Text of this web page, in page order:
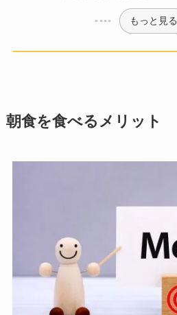
もっと見る
朝食を食べるメリット